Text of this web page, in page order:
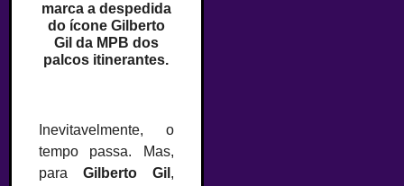
marca a despedida
do ícone Gilberto
Gil da MPB dos
palcos itinerantes.
Inevitavelmente, o
tempo passa. Mas,
para Gilberto Gil ,